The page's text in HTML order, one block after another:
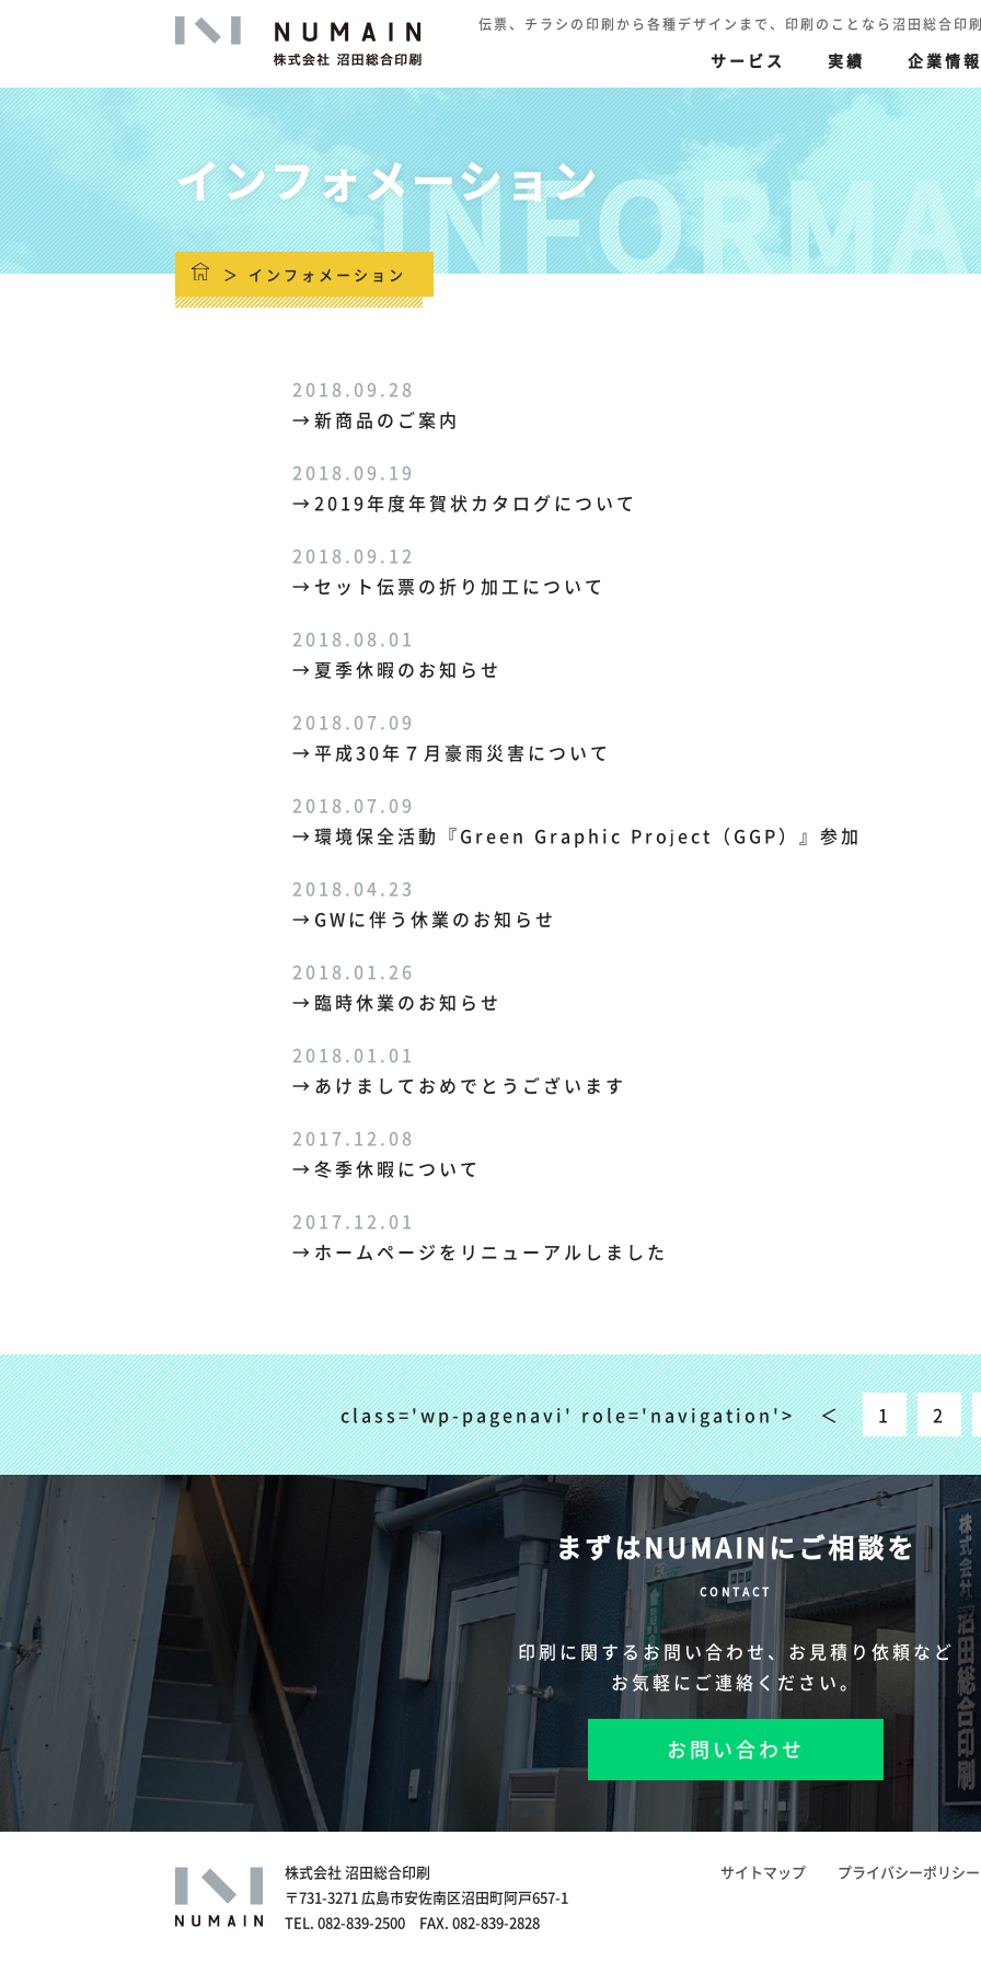
伝票、チラシの印刷から各種デザインまで、印刷のことなら沼田総
サービス 実績 企業情報
伝票印刷 印刷（高精細カラー印
ハガキ・封筒・名刺・賞状 その他
高精細印刷 色再現の追求
セキュリティ印刷 迅速丁寧
インフォメーション
インフォメーション
2018.09.28
新商品のご案内
2018.09.19
2019年度年賀状カタログについて
2018.09.12
セット伝票の折り加工について
2018.08.01
夏季休暇のお知らせ
2018.07.09
平成30年７月豪雨災害について
2018.07.09
環境保全活動『Green Graphic Project（GGP）』参加
2018.04.23
GWに伴う休業のお知らせ
2018.01.26
臨時休業のお知らせ
2018.01.01
あけましておめでとうございます
2017.12.08
冬季休暇について
2017.12.01
ホームページをリニューアルしました
class='wp-pagenavi' role='navigation'> ＜ 1 2
まずはNUMAINにご相談を
CONTACT
印刷に関するお問い合わせ、 お見積り依頼など
お気軽にご連絡ください。
お問い合わせ
株式会社 沼田総合印刷
〒731-3271 広島市安佐南区沼田町阿戸657-1
TEL. 082-839-2500 FAX. 082-839-2828
サイトマップ プライバシーポリシー